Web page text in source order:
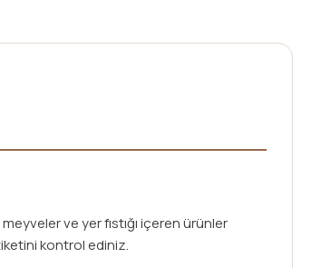
ve yer fıstığı içeren ürünler
kontrol ediniz.